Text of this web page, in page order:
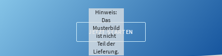
JETZT STARTEN
Hinweis:
Das
Musterbild
ist nicht
Teil der
Lieferung.